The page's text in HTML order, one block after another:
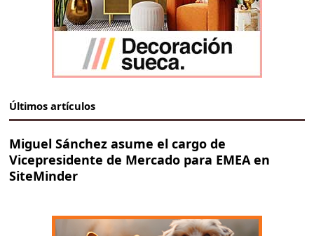
Últimos artículos
Miguel Sánchez asume el cargo de
Vicepresidente de Mercado para EMEA en
SiteMinder